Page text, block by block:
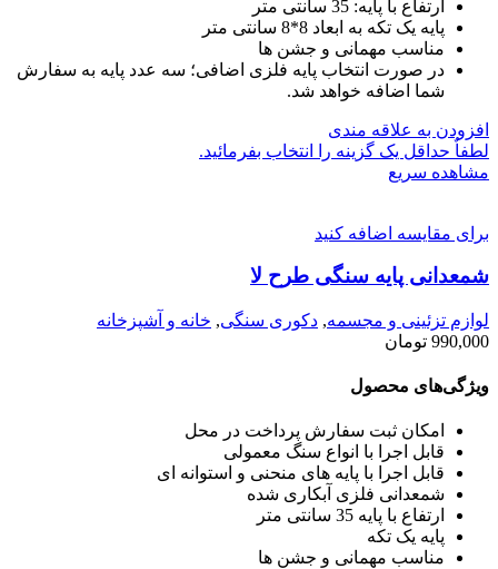
ارتفاع با پایه: 35 سانتی متر
پایه یک تکه به ابعاد 8*8 سانتی متر
مناسب مهمانی و جشن ها
در صورت انتخاب پایه فلزی اضافی؛ سه عدد پایه به سفارش
شما اضافه خواهد شد.
افزودن به علاقه مندی
لطفاٌ حداقل یک گزینه را انتخاب بفرمائید.
مشاهده سریع
برای مقایسه اضافه کنید
شمعدانی پایه سنگی طرح لا
لوازم تزئینی و مجسمه, دکوری سنگی, خانه و آشپزخانه
990,000 تومان
ویژگی‌های محصول
امکان ثبت سفارش پرداخت در محل
قابل اجرا با انواع سنگ معمولی
قابل اجرا با پایه های منحنی و استوانه ای
شمعدانی فلزی آبکاری شده
ارتفاع با پایه 35 سانتی متر
پایه یک تکه
مناسب مهمانی و جشن ها